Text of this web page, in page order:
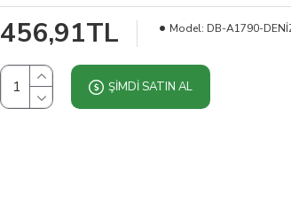
456,91TL Model: DB-A1790-
ŞIMDI SATIN AL